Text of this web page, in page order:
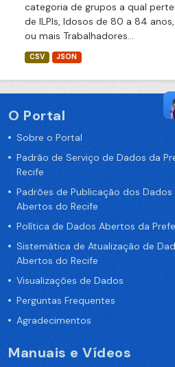
categoria de grupos a qual
de ILPIs, Idosos de 80 a 84
ou mais Trabalhadores...
CSV JSON
O Portal
Sobre o Portal
Padrão de Serviço de Dados da
Recife
Padrões de Publicação dos
Abertos do Recife
Política de Dados Abertos da
Sistemática de Atualização de
Abertos do Recife
Visualizações de Dados
Perguntas Frequentes
Agradecimentos
Manuais e Vídeos